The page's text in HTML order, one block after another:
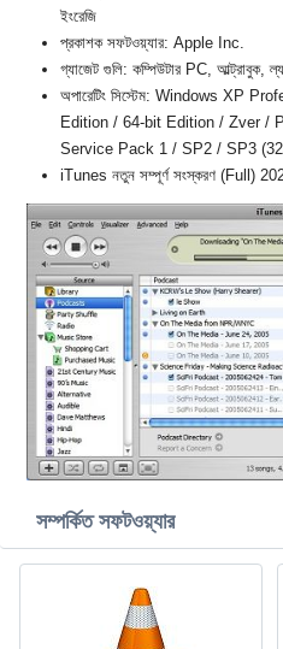
ইংরেজি
প্রকাশক সফটওয়্যার: Apple Inc.
গ্যাজেট গুলি: কম্পিউটার PC, আল্ট্রাবুক,
অপারেটিং সিস্টেম: Windows XP
Edition / 64-bit Edition / Zver /
Service Pack 1 / SP2 / SP3 (32/
iTunes নতুন সম্পূর্ণ সংস্করণ (Full)
সম্পর্কিত সফটওয়্যার